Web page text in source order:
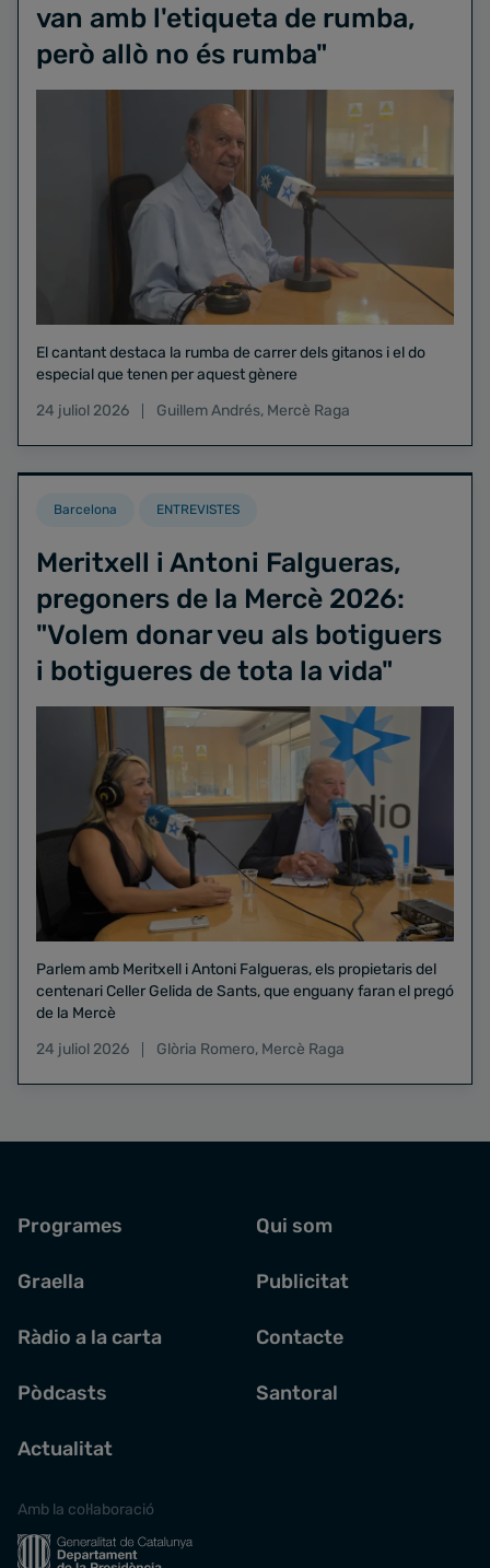
van amb l'etiqueta de rumba,
però allò no és rumba"
El cantant destaca la rumba de carrer dels gitanos i el do
especial que tenen per aquest gènere
24 juliol 2026
Guillem Andrés, Mercè Raga
Barcelona ENTREVISTES
Meritxell i Antoni Falgueras,
pregoners de la Mercè 2026:
"Volem donar veu als botiguers
i botigueres de tota la vida"
Parlem amb Meritxell i Antoni Falgueras, els propietaris del
centenari Celler Gelida de Sants, que enguany faran el pregó
de la Mercè
24 juliol 2026
Glòria Romero, Mercè Raga
Programes
Graella
Ràdio a la carta
Pòdcasts
Actualitat
Qui som
Publicitat
Contacte
Santoral
Amb la col·laboració